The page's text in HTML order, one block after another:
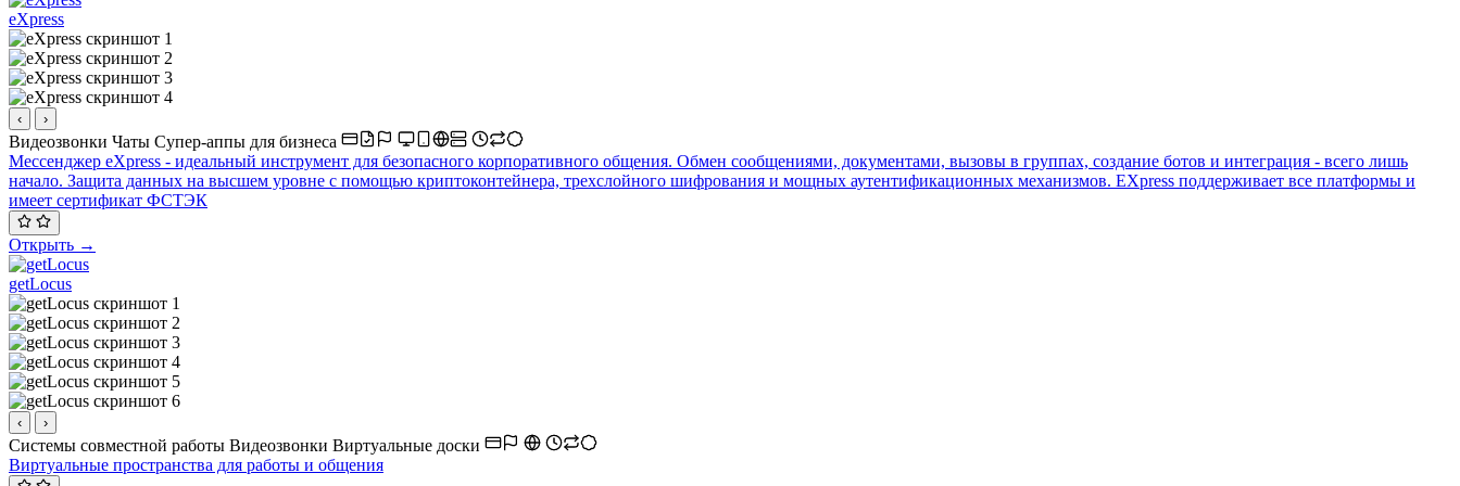
eXpress
‹ ›
Видеозвонки Чаты Супер-аппы для бизнеса
Мессенджер eXpress - идеальный инструмент для безопасного корпоративного общения. Обмен сообщениями, документами, вызовы в группах, создание ботов и интеграция - всего лишь
начало. Защита данных на высшем уровне с помощью криптоконтейнера, трехслойного шифрования и мощных аутентификационных механизмов. EХpress поддерживает все платформы и
имеет сертификат ФСТЭК
Открыть →
getLocus
‹ ›
Системы совместной работы Видеозвонки Виртуальные доски
Виртуальные пространства для работы и общения